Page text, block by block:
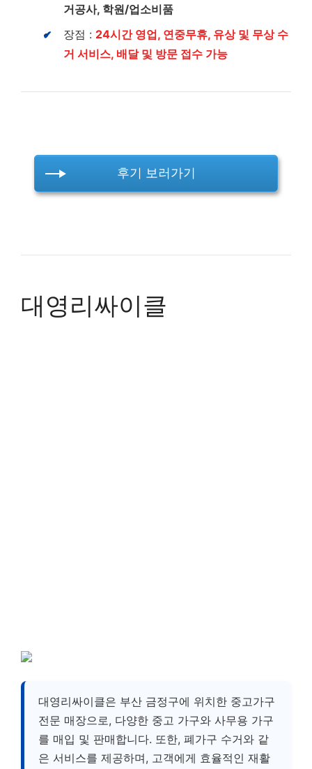
거공사, 학원/업소비품
장점 : 24시간 영업, 연중무휴, 유상 및 무상 수
거 서비스, 배달 및 방문 접수 가능
후기 보러가기
대영리싸이클
대영리싸이클은 부산 금정구에 위치한 중고가구
전문 매장으로, 다양한 중고 가구와 사무용 가구
를 매입 및 판매합니다. 또한, 폐가구 수거와 같
은 서비스를 제공하며, 고객에게 효율적인 재활